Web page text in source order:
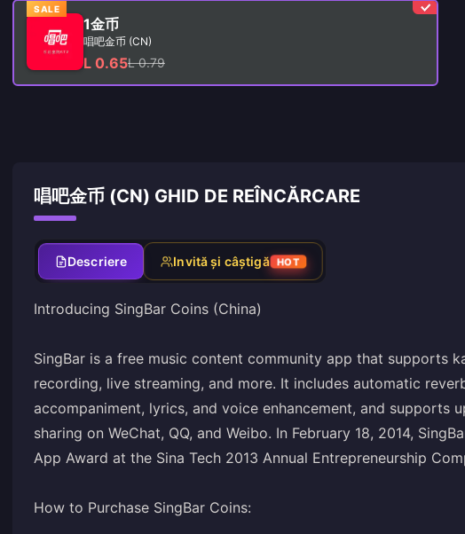
SALE
1金币
唱吧金币 (CN)
L 0.65L 0.79
唱吧金币 (CN) GHID DE REÎNCĂRCARE
Descriere Invită și câștigă HOT
Introducing SingBar Coins (China)
SingBar is a free music content community app that supports
recording, live streaming, and more. It includes automatic
accompaniment, lyrics, and voice enhancement, and supports
sharing on WeChat, QQ, and Weibo. In February 18, 2014,
App Award at the Sina Tech 2013 Annual Entrepreneurship
How to Purchase SingBar Coins: